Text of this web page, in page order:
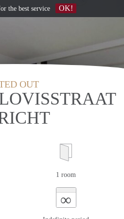
OUT
1 room
∞
the best service OK!